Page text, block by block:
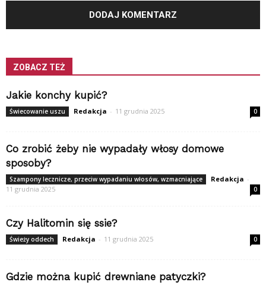
ZOBACZ TEŻ
Jakie konchy kupić?
Świecowanie uszu Redakcja - 11 grudnia 2025 0
Co zrobić żeby nie wypadały włosy domowe
sposoby?
Szampony lecznicze, przeciw wypadaniu włosów, wzmacniające Redakcja -
11 grudnia 2025
0
Czy Halitomin się ssie?
Świeży oddech Redakcja - 11 grudnia 2025 0
Gdzie można kupić drewniane patyczki?